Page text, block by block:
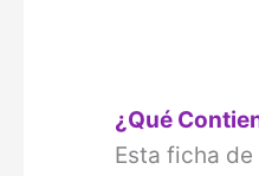
¿Qué
Esta ficha de